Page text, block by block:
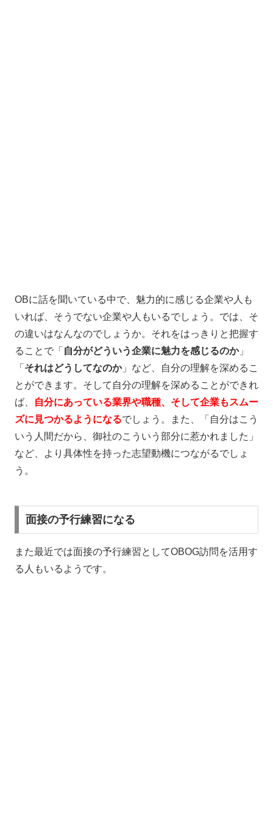
OBに話を聞いている中で、魅力的に感じる企業や人も
いれば、そうでない企業や人もいるでしょう。では、そ
の違いはなんなのでしょうか。それをはっきりと把握す
ることで「 自分がどういう企業に魅力を感じるのか」
「 それはどうしてなのか」など、自分の理解を深めるこ
とができます。そして自分の理解を深めることができれ
ば、
自分にあっている業界や職種、そして企業もスムー
ズに見つかるようになるでしょう。また、「自分はこう
いう人間だから、御社のこういう部分に惹かれました」
など、より具体性を持った志望動機につながるでしょ
う。
面接の予行練習になる
また最近では面接の予行練習としてOBOG訪問を活用す
る人もいるようです。